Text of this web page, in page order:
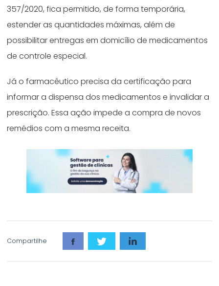
357/2020, fica permitido, de forma temporária,
estender as quantidades máximas, além de
possibilitar entregas em domicílio de medicamentos
de controle especial.
Já o farmacêutico precisa da certificação para
informar a dispensa dos medicamentos e invalidar a
prescrição. Essa ação impede a compra de novos
remédios com a mesma receita.
Compartilhe